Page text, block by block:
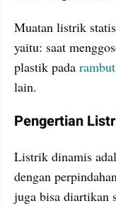
Muatan listrik
yaitu: saat
plastik pada rambut
lain.
Pengertian
Listrik dinamis
dengan
juga bisa diartikan